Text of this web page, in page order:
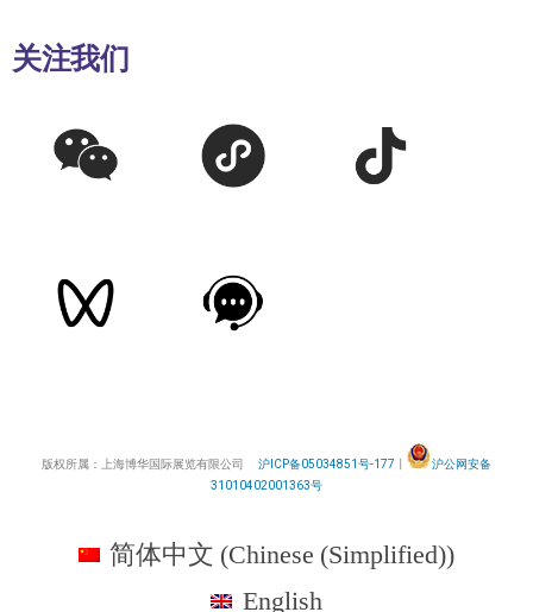
关注我们
版权所属：上海博华国际展览有限公司 沪ICP备05034851号-177
沪公网安备
31010402001363号
简体中文 (Chinese (Simplified))
English